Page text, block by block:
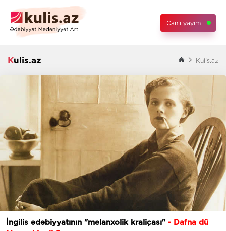
Canlı yayım
Kulis.az Kulis.az
İngilis ədəbiyyatının "melanxolik kraliçası" - Dafna dü